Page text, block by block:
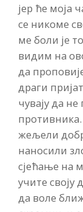
јер ће моја
се никоме
ме боли је
видим на
да
драги
чувају да
жељели
наносили
сјећање на
учите своју
да воле